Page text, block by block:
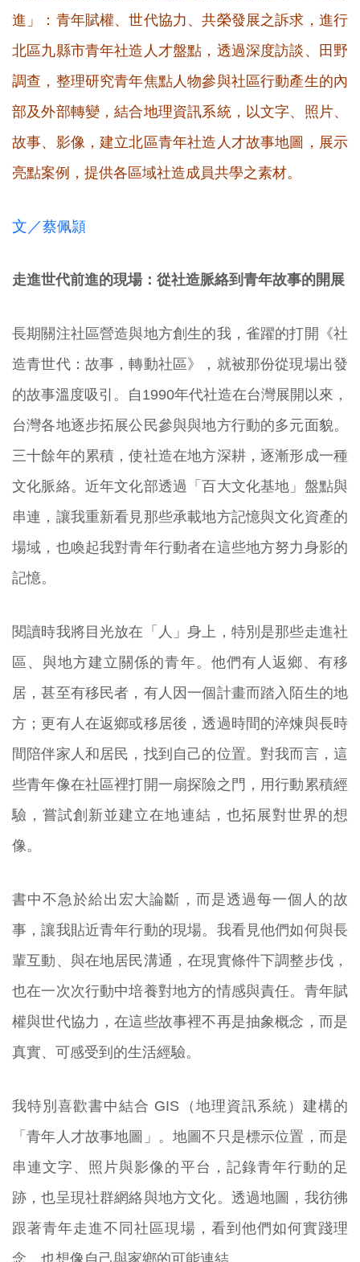
進」：青年賦權、世代協力、共榮發展之訴求，進行
北區九縣市青年社造人才盤點，透過深度訪談、田野
調查，整理研究青年焦點人物參與社區行動產生的內
部及外部轉變，結合地理資訊系統，以文字、照片、
故事、影像，建立北區青年社造人才故事地圖，展示
亮點案例，提供各區域社造成員共學之素材。
文／蔡佩頴
走進世代前進的現場：從社造脈絡到青年故事的開展
長期關注社區營造與地方創生的我，雀躍的打開《社
造青世代：故事，轉動社區》，就被那份從現場出發
的故事溫度吸引。自1990年代社造在台灣展開以來，
台灣各地逐步拓展公民參與與地方行動的多元面貌。
三十餘年的累積，使社造在地方深耕，逐漸形成一種
文化脈絡。近年文化部透過「百大文化基地」盤點與
串連，讓我重新看見那些承載地方記憶與文化資產的
場域，也喚起我對青年行動者在這些地方努力身影的
記憶。
閱讀時我將目光放在「人」身上，特別是那些走進社
區、與地方建立關係的青年。他們有人返鄉、有移
居，甚至有移民者，有人因一個計畫而踏入陌生的地
方；更有人在返鄉或移居後，透過時間的淬煉與長時
間陪伴家人和居民，找到自己的位置。對我而言，這
些青年像在社區裡打開一扇探險之門，用行動累積經
驗，嘗試創新並建立在地連結，也拓展對世界的想
像。
書中不急於給出宏大論斷，而是透過每一個人的故
事，讓我貼近青年行動的現場。我看見他們如何與長
輩互動、與在地居民溝通，在現實條件下調整步伐，
也在一次次行動中培養對地方的情感與責任。青年賦
權與世代協力，在這些故事裡不再是抽象概念，而是
真實、可感受到的生活經驗。
我特別喜歡書中結合 GIS（地理資訊系統）建構的
「青年人才故事地圖」。地圖不只是標示位置，而是
串連文字、照片與影像的平台，記錄青年行動的足
跡，也呈現社群網絡與地方文化。透過地圖，我彷彿
跟著青年走進不同社區現場，看到他們如何實踐理
念，也想像自己與家鄉的可能連結。